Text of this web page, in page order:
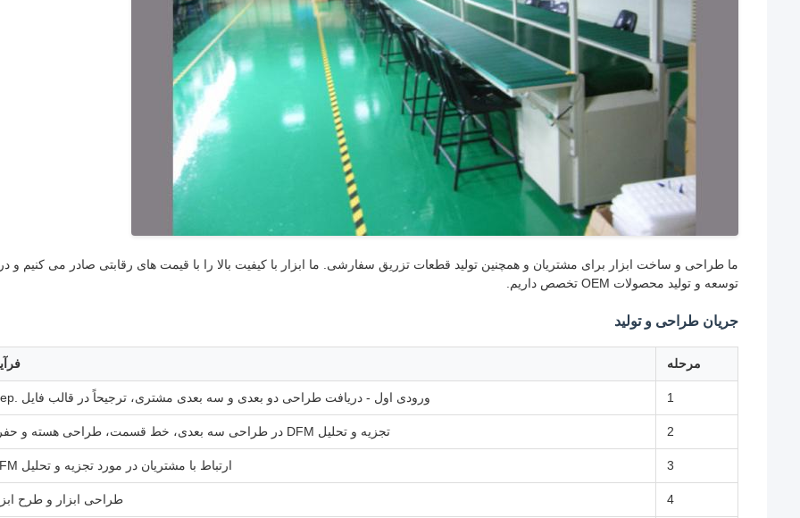
ما طراحی و ساخت ابزار برای مشتریان و همچنین تولید قطعات تزریق سفارشی. ما ابزار با کیفیت بالا را با قیمت های رقابتی صادر می کنیم و
توسعه و تولید محصولات OEM تخصص داریم.
جریان طراحی و تولید
مرحله
1 ورودی اول - دریافت طراحی دو بعدی و سه بعدی مشتری، ترجیحاً در قالب فایل .step
2 تجزیه و تحلیل DFM در طراحی سه بعدی، خط قسمت، طراحی هسته و حفره
3 ارتباط با مشتریان در مورد تجزیه و تحلیل DFM
4 طراحی ابزار و طرح